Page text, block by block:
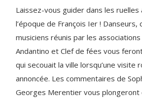
Laissez-vous guider dans les ruelles
l’époque de François Ier ! Danseurs,
musiciens réunis par les
Andantino et Clef de fées vous
qui secouait la ville lorsqu’une visite
annoncée. Les commentaires de
Georges Merentier vous plongeront